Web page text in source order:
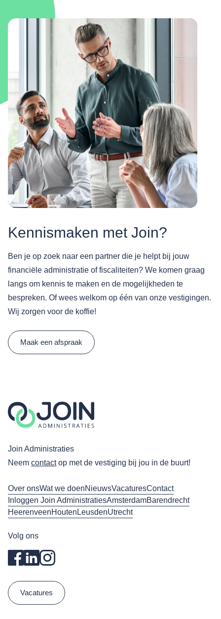
Kennismaken met Join?
Ben je op zoek naar een partner die je helpt bij jouw
financiële administratie of fiscaliteiten? We komen graag
langs om kennis te maken en de mogelijkheden te
bespreken. Of wees welkom op één van onze vestigingen.
Wij zorgen voor de koffie!
Maak een afspraak
Join Administraties
Neem contactop met de vestiging bij jou in de buurt!
Over onsWat we doenNieuwsVacaturesContact
Inloggen Join AdministratiesAmsterdamBarendrecht
HeerenveenHouten LeusdenUtrecht
Volg ons
Vacatures